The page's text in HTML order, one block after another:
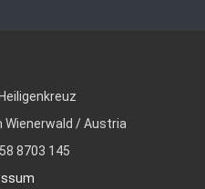
Wienerwald / Austria
8703 145